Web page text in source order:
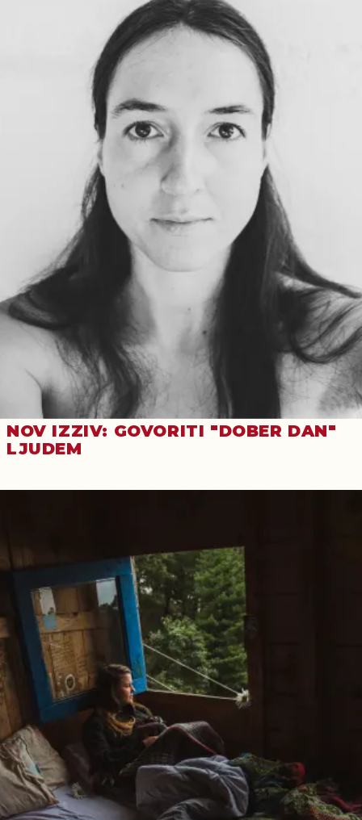
NOV IZZIV: GOVORITI "DOBER DAN"
LJUDEM